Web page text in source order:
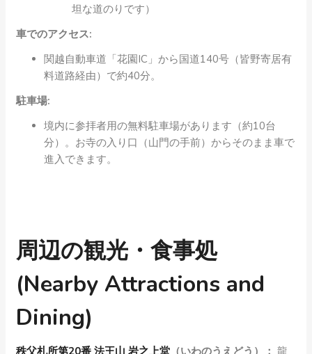
坦な道のりです）
車でのアクセス:
関越自動車道「花園IC」から国道140号（皆野寄居有
料道路経由）で約40分。
駐車場:
境内に参拝者用の無料駐車場があります（約10台
分）。お寺の入り口（山門の手前）からそのまま車で
進入できます。
周辺の観光・食事処
(Nearby Attractions and
Dining)
秩父札所第20番 法王山 岩之上堂 （いわのうえどう）： 龍